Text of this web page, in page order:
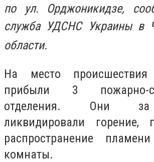
по ул. Орджоникидзе,
служба УДСНС Украины в
области.
На место происшествия
прибыли 3 пожарно-
отделения. Они за
ликвидировали горение,
распространение
комнаты.